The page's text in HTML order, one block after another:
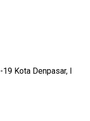
Kota Denpasar, I